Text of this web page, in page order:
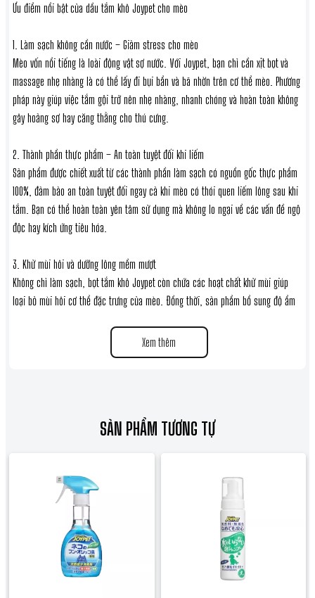
Ưu điểm nổi bật của dầu tắm khô Joypet cho mèo
1. Làm sạch không cần nước – Giảm stress cho mèo
Mèo vốn nổi tiếng là loài động vật sợ nước. Với Joypet, bạn chỉ cần xịt bọt và
massage nhẹ nhàng là có thể lấy đi bụi bẩn và bã nhờn trên cơ thể mèo. Phương
pháp này giúp việc tắm gội trở nên nhẹ nhàng, nhanh chóng và hoàn toàn không
gây hoảng sợ hay căng thẳng cho thú cưng.
2. Thành phần thực phẩm – An toàn tuyệt đối khi liếm
Sản phẩm được chiết xuất từ các thành phần làm sạch có nguồn gốc thực phẩm
100%, đảm bảo an toàn tuyệt đối ngay cả khi mèo có thói quen liếm lông sau khi
tắm. Bạn có thể hoàn toàn yên tâm sử dụng mà không lo ngại về các vấn đề ngộ
độc hay kích ứng tiêu hóa.
3. Khử mùi hôi và dưỡng lông mềm mượt
Không chỉ làm sạch, bọt tắm khô Joypet còn chứa các hoạt chất khử mùi giúp
loại bỏ mùi hôi cơ thể đặc trưng của mèo. Đồng thời, sản phẩm bổ sung độ ẩm
4. Thiết kế dạng bọt tiện dụng
- Đối tượng: Mèo mọi lứa tuổi (đặc biệt là mèo sợ nước, mèo con, mèo già, mèo
- Dạng sản phẩm: Bọt tắm khô (Waterless Shampoo)
- Dung tích: Chai 200ml
- Xuất xứ: Nhật Bản (Japan)
Xem thêm
SẢN PHẨM TƯƠNG TỰ